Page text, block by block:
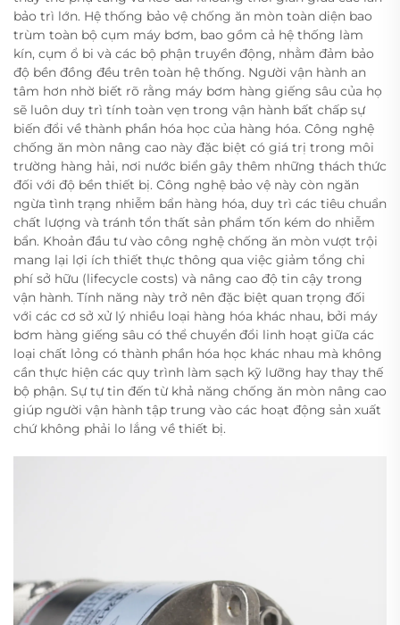
bảo trì lớn. Hệ thống bảo vệ chống ăn mòn toàn diện bao
trùm toàn bộ cụm máy bơm, bao gồm cả hệ thống làm
kín, cụm ổ bi và các bộ phận truyền động, nhằm đảm bảo
độ bền đồng đều trên toàn hệ thống. Người vận hành an
tâm hơn nhờ biết rõ rằng máy bơm hàng giếng sâu của họ
sẽ luôn duy trì tính toàn vẹn trong vận hành bất chấp sự
biến đổi về thành phần hóa học của hàng hóa. Công nghệ
chống ăn mòn nâng cao này đặc biệt có giá trị trong môi
trường hàng hải, nơi nước biển gây thêm những thách thức
đối với độ bền thiết bị. Công nghệ bảo vệ này còn ngăn
ngừa tình trạng nhiễm bẩn hàng hóa, duy trì các tiêu chuẩn
chất lượng và tránh tổn thất sản phẩm tốn kém do nhiễm
bẩn. Khoản đầu tư vào công nghệ chống ăn mòn vượt trội
mang lại lợi ích thiết thực thông qua việc giảm tổng chi
phí sở hữu (lifecycle costs) và nâng cao độ tin cậy trong
vận hành. Tính năng này trở nên đặc biệt quan trọng đối
với các cơ sở xử lý nhiều loại hàng hóa khác nhau, bởi máy
bơm hàng giếng sâu có thể chuyển đổi linh hoạt giữa các
loại chất lỏng có thành phần hóa học khác nhau mà không
cần thực hiện các quy trình làm sạch kỹ lưỡng hay thay thế
bộ phận. Sự tự tin đến từ khả năng chống ăn mòn nâng cao
giúp người vận hành tập trung vào các hoạt động sản xuất
chứ không phải lo lắng về thiết bị.